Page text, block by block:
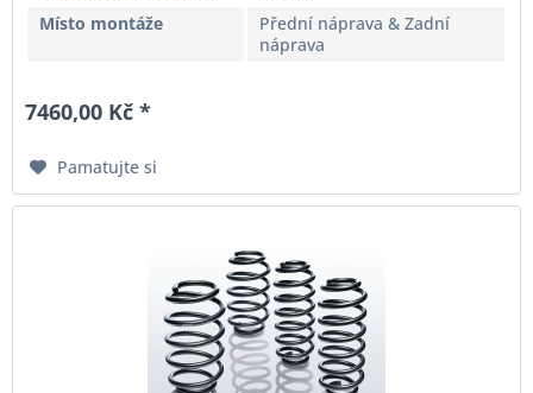
Místo montáže
Přední náprava & Zadní
náprava
7460,00 Kč *
Pamatujte si